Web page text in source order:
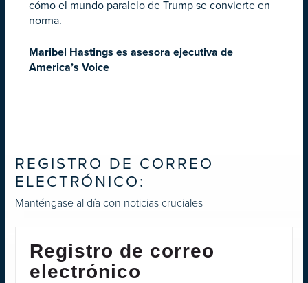
cómo el mundo paralelo de Trump se convierte en
norma.
Maribel Hastings es asesora ejecutiva de
America’s Voice
REGISTRO DE CORREO
ELECTRÓNICO:
Manténgase al día con noticias cruciales
Registro de correo
electrónico